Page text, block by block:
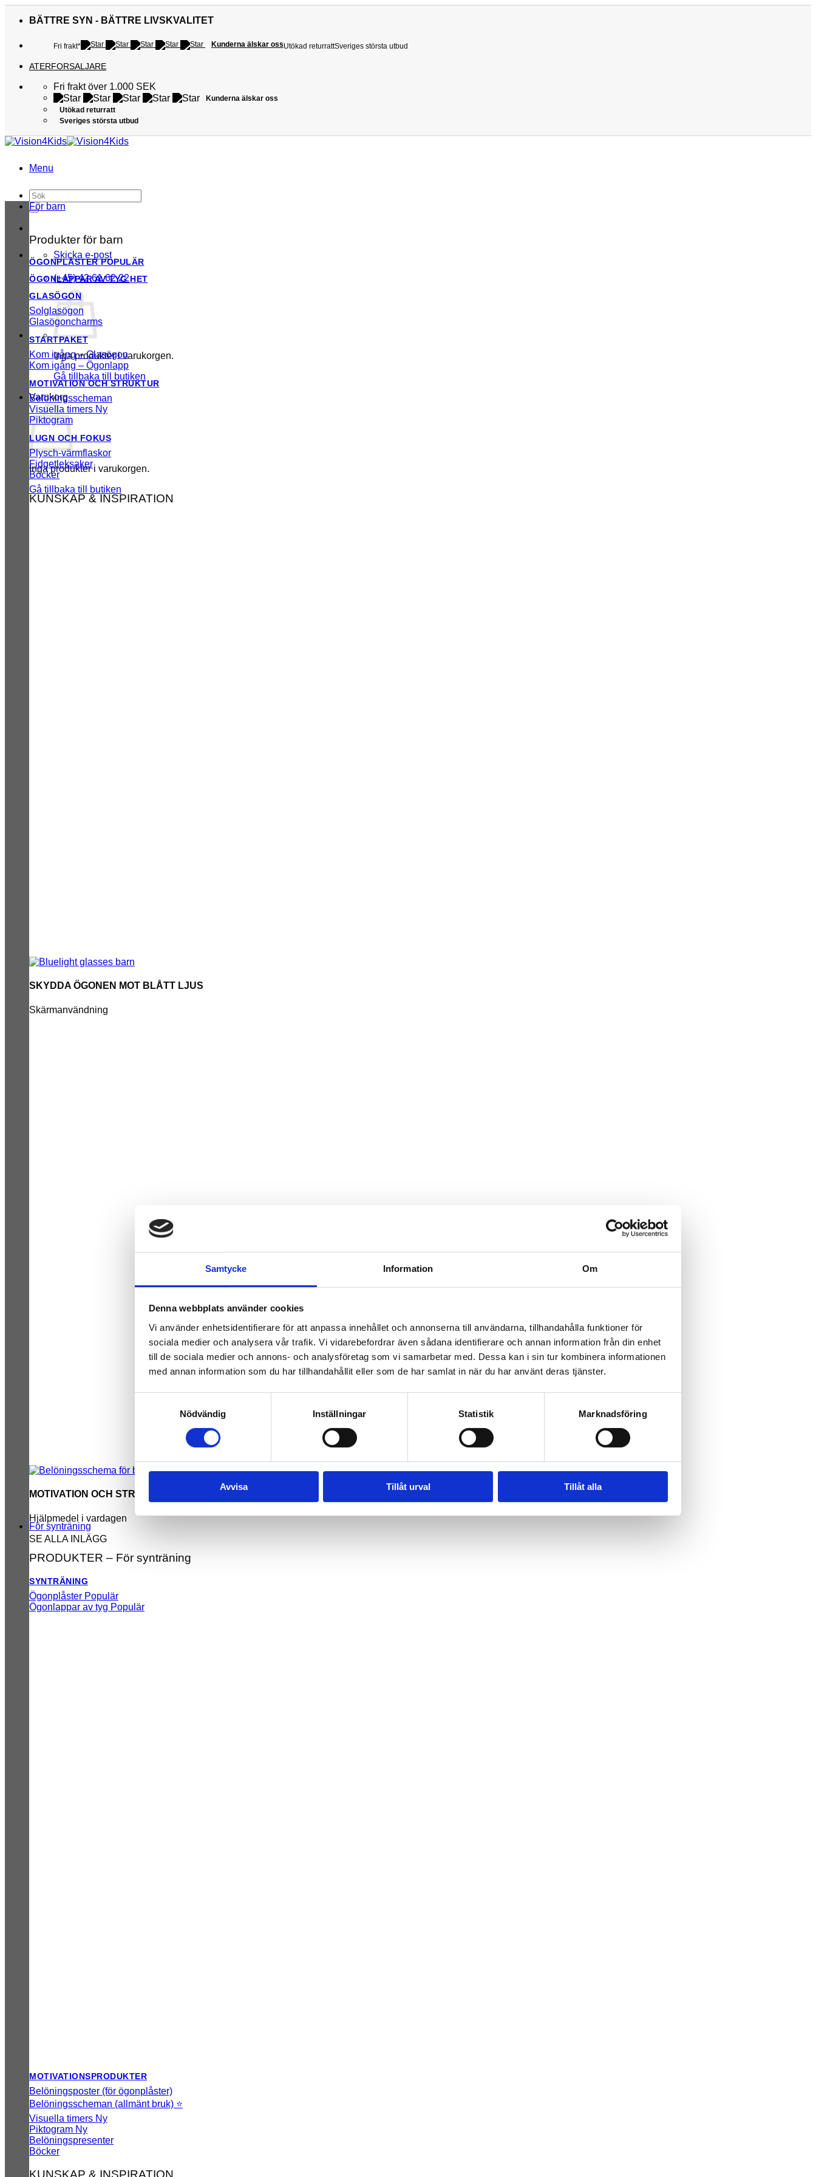
Samtycke Information Om
Denna webbplats använder cookies
Vi använder enhetsidentifierare för att anpassa innehållet och annonserna till användarna, tillhandahålla funktioner för
sociala medier och analysera vår trafik. Vi vidarebefordrar även sådana identifierare och annan information från din enhet
till de sociala medier och annons- och analysföretag som vi samarbetar med. Dessa kan i sin tur kombinera informationen
med annan information som du har tillhandahållit eller som de har samlat in när du har använt deras tjänster.
Nödvändig
Inställningar Statistik Marknadsföring
Avvisa Tillåt urval Tillåt alla
BÄTTRE SYN - BÄTTRE LIVSKVALITET
Fri frakt* Kunderna älskar ossUtökad returrattSveriges största utbud
ATERFORSALJARE
Fri frakt över 1.000 SEK
Kunderna älskar oss
Utökad returratt
Sveriges största utbud
Menu
Sök
efter:
Skicka e-post
(+45) 42 61 62 22
Inga produkter i varukorgen.
Gå tillbaka till butiken
Varukorg
Inga produkter i varukorgen.
Gå tillbaka till butiken
För barn
Produkter för barn
ÖGONPLÅSTER
ÖGONLAPPAR AV TYG
GLASÖGON
Solglasögon
Glasögoncharms
STARTPAKET
Kom igång – Glasögon
Kom igång – Ögonlapp
MOTIVATION OCH STRUKTUR
Belöningsscheman
Visuella timers
Piktogram
LUGN OCH FOKUS
Plysch-värmflaskor
Fidgetleksaker
Böcker
KUNSKAP & INSPIRATION
SKYDDA ÖGONEN MOT BLÅTT LJUS
Skärmanvändning
MOTIVATION OCH STRUKTUR
Hjälpmedel i vardagen
SE ALLA INLÄGG
För synträning
PRODUKTER – För synträning
SYNTRÄNING
Ögonplåster
Ögonlappar av tyg
MOTIVATIONSPRODUKTER
Belöningsposter (för ögonplåster)
Belöningsscheman (allmänt bruk) ⭐
Visuella timers
Piktogram
Belöningspresenter
Böcker